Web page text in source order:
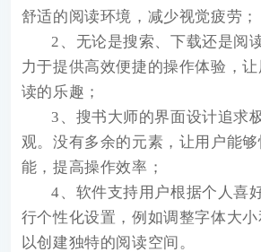
舒适的阅读环境，减少视觉疲劳；
2、无论是搜索、下载还是阅
力于提供高效便捷的操作体验，
读的乐趣；
3、搜书大师的界面设计追求
观。没有多余的元素，让用户能
能，提高操作效率；
4、软件支持用户根据个人喜
行个性化设置，例如调整字体大小
以创建独特的阅读空间。